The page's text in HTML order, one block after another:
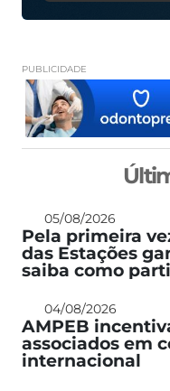
PUBLICIDADE
05/08/2026
Pela primeira
das Estações
saiba como
04/08/2026
AMPEB
associados em
internacional